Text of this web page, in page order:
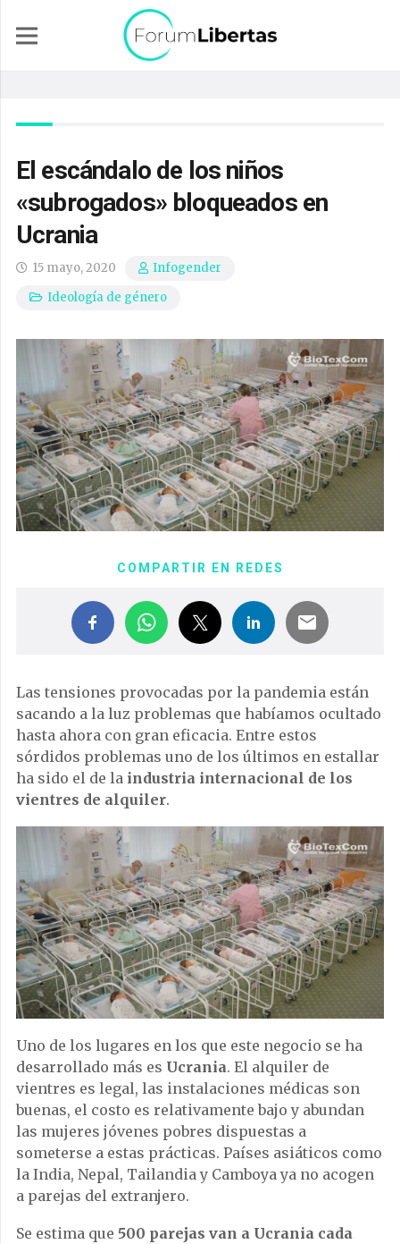
El escándalo de los niños
«subrogados» bloqueados en
Ucrania
15 mayo, 2020
Infogender
Ideología de género
COMPARTIR EN REDES
Las tensiones provocadas por la pandemia están
sacando a la luz problemas que habíamos ocultado
hasta ahora con gran eficacia. Entre estos
sórdidos problemas uno de los últimos en estallar
ha sido el de la industria internacional de los
vientres de alquiler.
Uno de los lugares en los que este negocio se ha
desarrollado más es Ucrania. El alquiler de
vientres es legal, las instalaciones médicas son
buenas, el costo es relativamente bajo y abundan
las mujeres jóvenes pobres dispuestas a
someterse a estas prácticas. Países asiáticos como
la India, Nepal, Tailandia y Camboya ya no acogen
a parejas del extranjero.
Se estima que 500 parejas van a Ucrania cada